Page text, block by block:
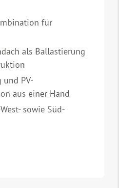
für
als Ballastierung
und PV-
aus einer Hand
sowie Süd-